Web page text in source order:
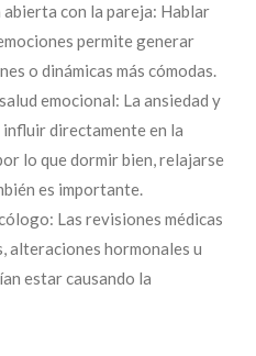
con la pareja: Hablar
permite generar
o dinámicas más cómodas.
emocional: La ansiedad y
directamente en la
lo que dormir bien, relajarse
es importante.
Las revisiones médicas
alteraciones hormonales u
estar causando la